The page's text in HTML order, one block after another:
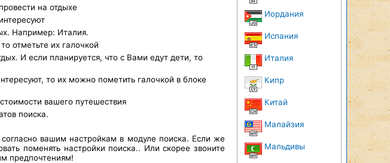
на отдыхе
Например: Италия.
отметьте их галочкой
И если планируется, что с Вами едут дети, то
то их можно пометить галочкой в блоке
вашего путешествия
поиска.
вашим настройкам в модуле поиска. Если же
поменять настройки поиска.. Или скорее звоните
предпочтениям!
Иордания
Испания
Италия
Кипр
Китай
Малайзия
Мальдивы